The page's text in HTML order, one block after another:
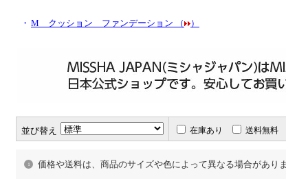
・ M クッション ファンデーション （ ）
並び替え 在庫あり 送料無料
価格や送料は、商品のサイズや色によって異なる場合がありま